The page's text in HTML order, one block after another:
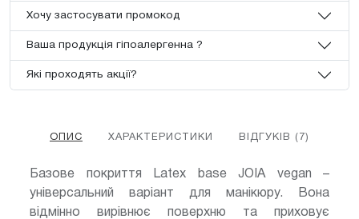
Хочу застосувати промокод
Ваша продукція гіпоалергенна ?
Які проходять акції?
ОПИС ХАРАКТЕРИСТИКИ ВІДГУКІВ (7)
Базове покриття Latex base JOIA vegan –
універсальний варіант для манікюру. Вона
відмінно вирівнює поверхню та приховує